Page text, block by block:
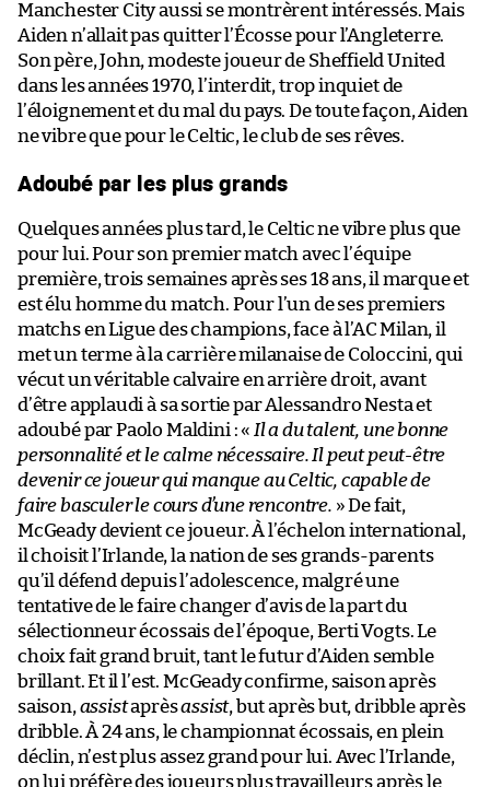
Manchester City aussi se montrèrent intéressés. Mais
Aiden n’allait pas quitter l’Écosse pour l’Angleterre.
Son père, John, modeste joueur de Sheffield United
dans les années 1970, l’interdit, trop inquiet de
l’éloignement et du mal du pays. De toute façon, Aiden
ne vibre que pour le Celtic, le club de ses rêves.
Adoubé par les plus grands
Quelques années plus tard, le Celtic ne vibre plus que
pour lui. Pour son premier match avec l’équipe
première, trois semaines après ses 18 ans, il marque et
est élu homme du match. Pour l’un de ses premiers
matchs en Ligue des champions, face à l’AC Milan, il
met un terme à la carrière milanaise de Coloccini, qui
vécut un véritable calvaire en arrière droit, avant
d’être applaudi à sa sortie par Alessandro Nesta et
adoubé par Paolo Maldini : « Il a du talent, une bonne
personnalité et le calme nécessaire. Il peut peut-être
devenir ce joueur qui manque au Celtic, capable de
faire basculer le cours d’une rencontre. » De fait,
McGeady devient ce joueur. À l’échelon international,
il choisit l’Irlande, la nation de ses grands-parents
qu’il défend depuis l’adolescence, malgré une
tentative de le faire changer d’avis de la part du
sélectionneur écossais de l’époque, Berti Vogts. Le
choix fait grand bruit, tant le futur d’Aiden semble
brillant. Et il l’est. McGeady confirme, saison après
saison, assistaprèsassist, but après but, dribble après
dribble. À 24 ans, le championnat écossais, en plein
déclin, n’est plus assez grand pour lui. Avec l’Irlande,
on lui préfère des joueurs plus travailleurs après le